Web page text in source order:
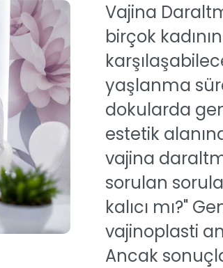
Vajina
birçok
yaşlanma
dokularda
estetik
vajina
sorulan
kalıcı mı?"
vajinoplasti
Ancak